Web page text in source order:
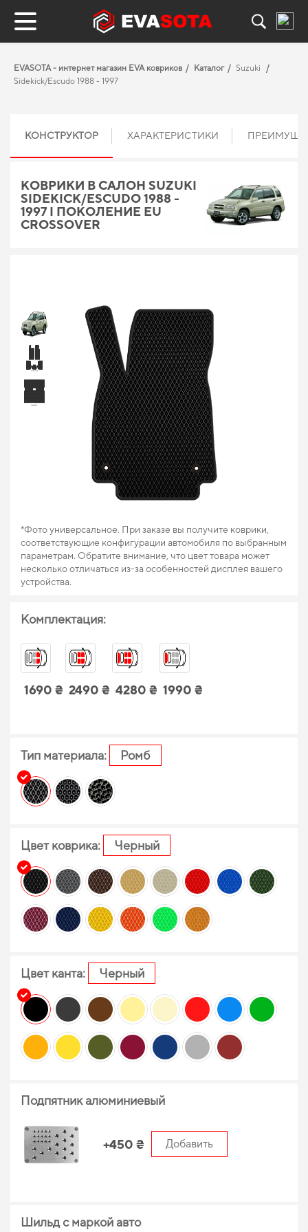
EVASOTA - интернет магазин EVA ковриков Каталог
Suzuki
Sidekick/Escudo 1988 - 1997
КОНСТРУКТОР ХАРАКТЕРИСТИКИ
КОВРИКИ В САЛОН SUZUKI
SIDEKICK/ESCUDO 1988 -
1997 I ПОКОЛЕНИЕ EU
CROSSOVER
*Фото универсальное. При заказе вы получите коврики,
соответствующие конфигурации автомобиля по выбранным
параметрам. Обратите внимание, что цвет товара может
несколько отличаться из-за особенностей дисплея вашего
устройства.
Комплектация:
1690 ₴ 2490 ₴ 4280 ₴ 1990 ₴
Тип материала: Ромб
Цвет коврика: Черный
Цвет канта: Черный
Подпятник алюминиевый
+450 ₴ Добавить
Шильд с маркой авто